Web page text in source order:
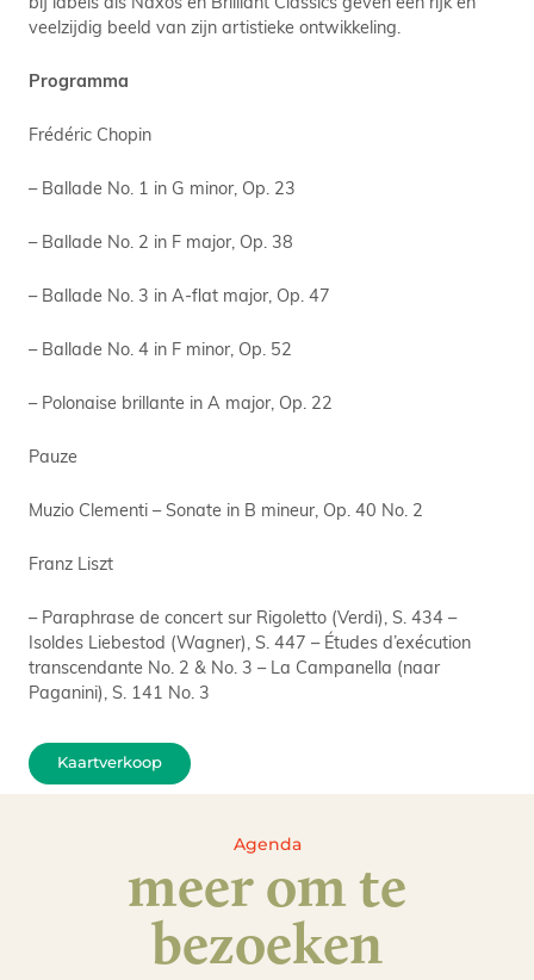
veelzijdig beeld van zijn artistieke ontwikkeling.
Programma
Frédéric Chopin
– Ballade No. 1 in G minor, Op. 23
– Ballade No. 2 in F major, Op. 38
– Ballade No. 3 in A-flat major, Op. 47
– Ballade No. 4 in F minor, Op. 52
– Polonaise brillante in A major, Op. 22
Pauze
Muzio Clementi – Sonate in B mineur, Op. 40 No. 2
Franz Liszt
– Paraphrase de concert sur Rigoletto (Verdi), S. 434 –
Isoldes Liebestod (Wagner), S. 447 – Études d’exécution
transcendante No. 2 & No. 3 – La Campanella (naar
Paganini), S. 141 No. 3
Kaartverkoop
Agenda
meer om te
bezoeken